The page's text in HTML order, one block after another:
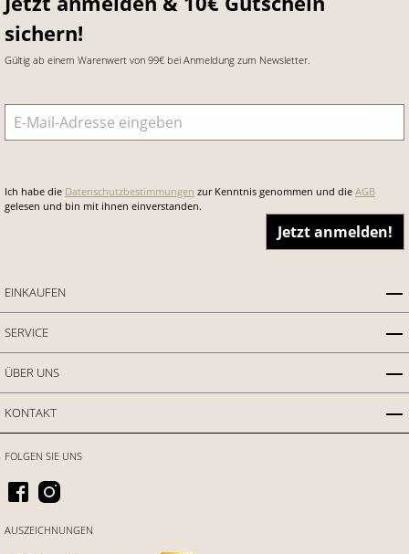
sichern!
Gültig ab einem Warenwert von 99€ bei Anmeldung zum Newsletter.
E-Mail-Adresse
Ich habe die Datenschutzbestimmungen zur Kenntnis genommen und die AGB
gelesen und bin mit ihnen einverstanden.
Jetzt anmelden!
EINKAUFEN
SERVICE
ÜBER UNS
KONTAKT
FOLGEN SIE UNS
AUSZEICHNUNGEN